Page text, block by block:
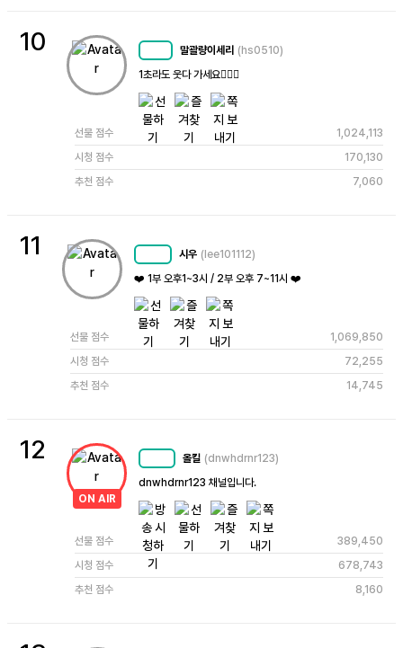
10 말괄량이세리 (hs0510)
1초라도 웃다 가세요🙇🏻‍♀️
선물 점수
1,024,113
시청 점수
170,130
추천 점수
7,060
11 시우 (lee101112)
❤️ 1부 오후1~3시 / 2부 오후 7~11시 ❤️
선물 점수
1,069,850
시청 점수
72,255
추천 점수
14,745
12
ON AIR
올킬 (dnwhdrnr123)
dnwhdrnr123 채널입니다.
선물 점수
389,450
시청 점수
678,743
추천 점수
8,160